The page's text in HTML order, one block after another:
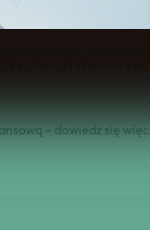
– dowiedz się